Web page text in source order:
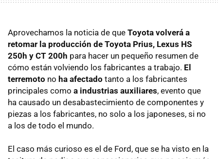
Aprovechamos la noticia de que Toyota volverá a
retomar la producción de Toyota Prius, Lexus HS
250h y CT 200h para hacer un pequeño resumen de
cómo están volviendo los fabricantes a trabajo. El
terremoto no ha afectado tanto a los fabricantes
principales como a industrias auxiliares, evento que
ha causado un desabastecimiento de componentes y
piezas a los fabricantes, no solo a los japoneses, si no
a los de todo el mundo.
El caso más curioso es el de Ford, que se ha visto en la